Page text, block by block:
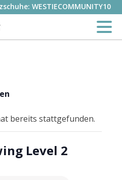
WESTIECOMMUNITY10
bereits stattgefunden.
Level 2